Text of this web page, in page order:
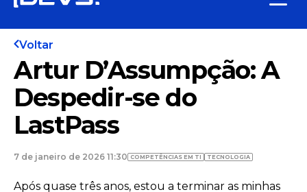
Voltar
Artur D’Assumpção: A
Despedir-se do
LastPass
7 de janeiro de 2026 11:30 COMPETÊNCIAS EM TI TECNOLOGIA
Após quase três anos, estou a terminar as minhas